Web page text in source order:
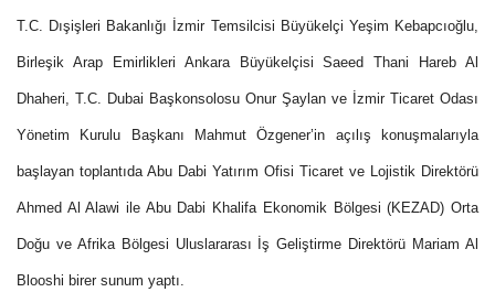
T.C. Dışişleri Bakanlığı İzmir Temsilcisi Büyükelçi Yeşim Kebapcıoğlu,
Birleşik Arap Emirlikleri Ankara Büyükelçisi Saeed Thani Hareb Al
Dhaheri, T.C. Dubai Başkonsolosu Onur Şaylan ve İzmir Ticaret Odası
Yönetim Kurulu Başkanı Mahmut Özgener’in açılış konuşmalarıyla
başlayan toplantıda Abu Dabi Yatırım Ofisi Ticaret ve Lojistik Direktörü
Ahmed Al Alawi ile Abu Dabi Khalifa Ekonomik Bölgesi (KEZAD) Orta
Doğu ve Afrika Bölgesi Uluslararası İş Geliştirme Direktörü Mariam Al
Blooshi birer sunum yaptı.